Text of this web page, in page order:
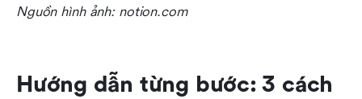
Nguồn hình ảnh: notion.com
Hướng dẫn từng bước: 3 cách